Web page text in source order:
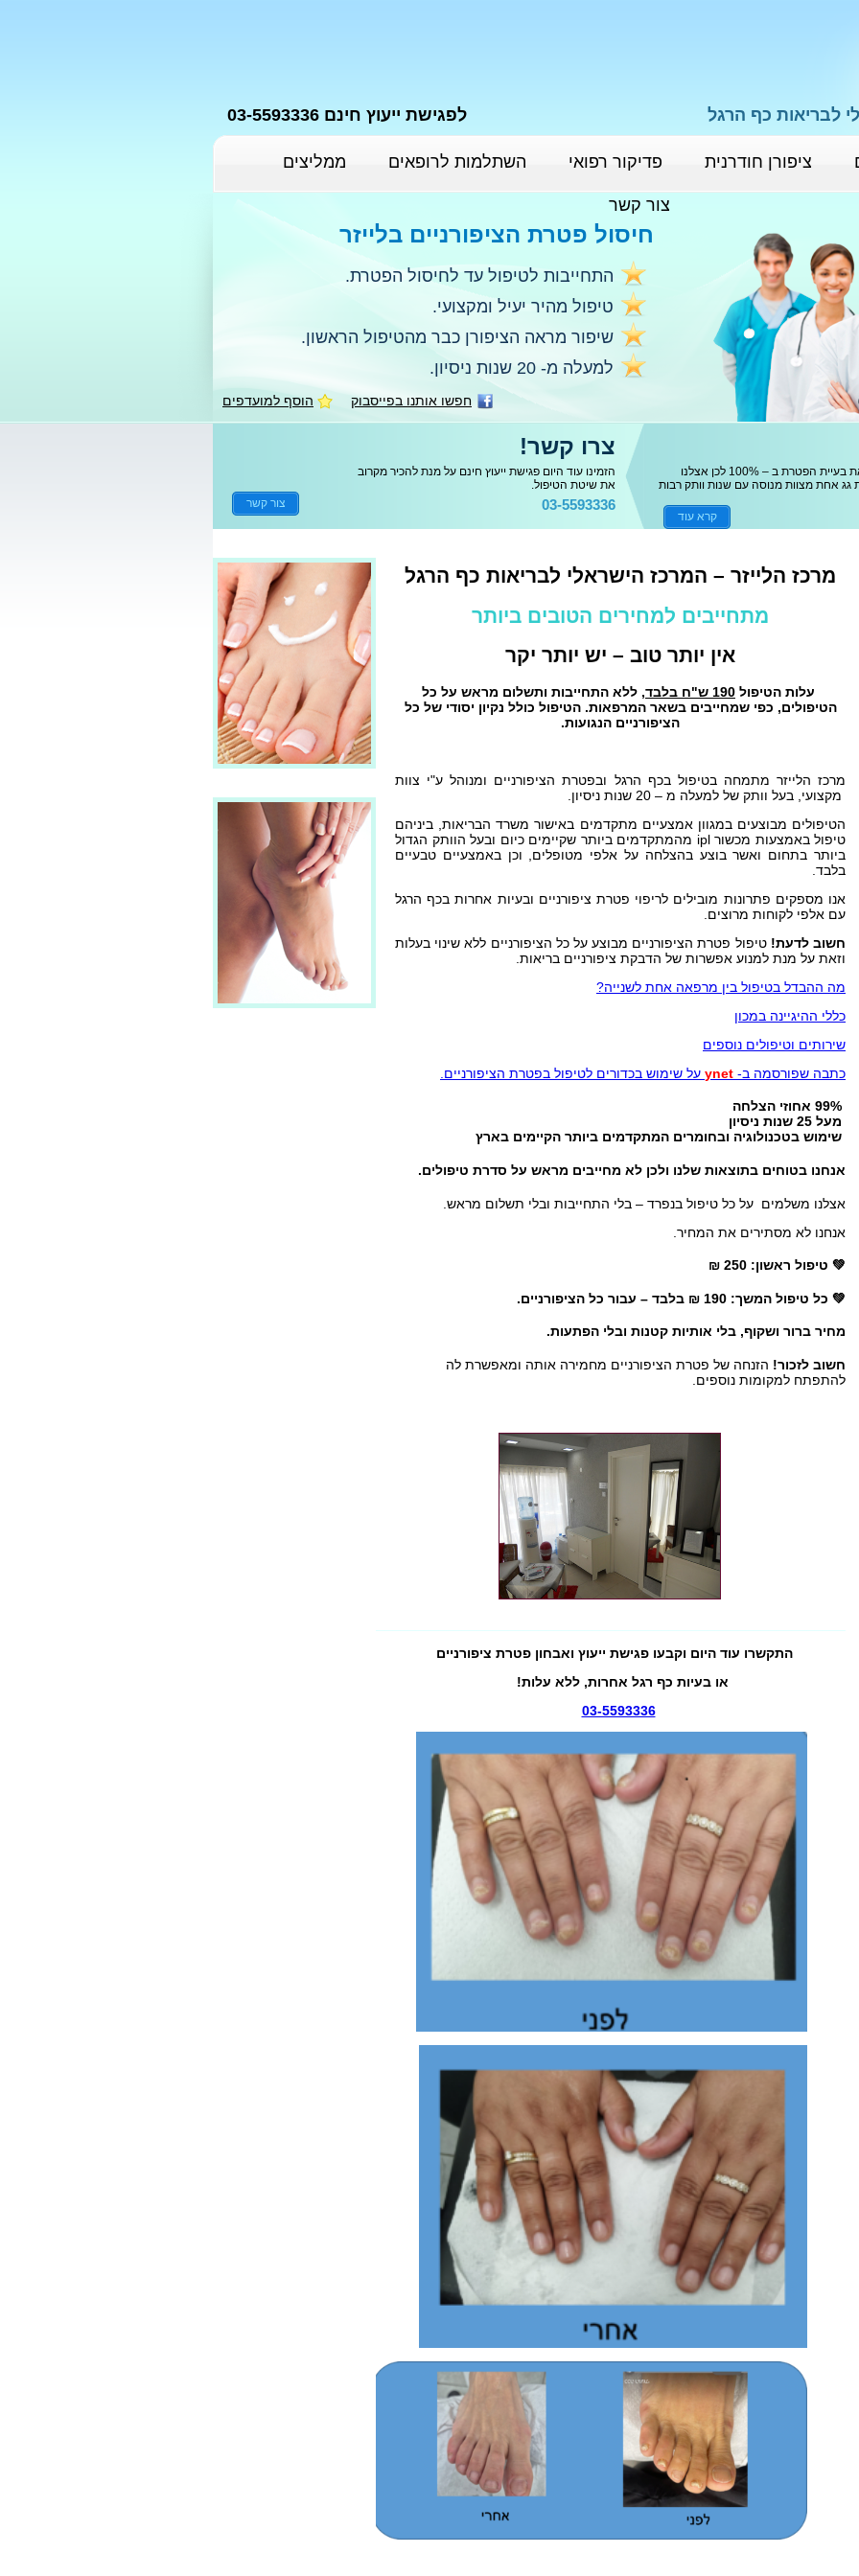
לבריאות כף הרגל לפגישת ייעוץ חינם 03-5593336
ציפורן חודרנית פדיקור רפואי השתלמות לרופאים ממליצים
צור קשר
הוסף למועדפים חפשו אותנו בפייסבוק
חיסול פטרת הציפורניים בלייזר
התחייבות לטיפול עד לחיסול הפטרת.
טיפול מהיר יעיל ומקצועי.
שיפור מראה הציפורן כבר מהטיפול הראשון.
למעלה מ- 20 שנות ניסיון.
הטיפול בשיטה אחת לעיתים אינו פותר את בעיית הפטרת ב – 100% לכן אצלנו
אחת מצוות מנוסה עם שנות וותק רבות
קרא עוד
צרו קשר!
הזמינו עוד היום פגישת ייעוץ חינם על מנת להכיר מקרוב
את שיטת הטיפול.
03-5593336 צור קשר
מרכז הלייזר – המרכז הישראלי לבריאות כף הרגל
מתחייבים למחירים הטובים ביותר
אין יותר טוב – יש יותר יקר
עלות הטיפול 190 ש"ח בלבד,
ללא התחייבות ותשלום מראש על כל
הטיפולים, כפי שמחייבים בשאר המרפאות. הטיפול כולל נקיון יסודי של כל
הציפורניים הנגועות.
מרכז הלייזר מתמחה בטיפול בכף הרגל ובפטרת הציפורניים ומנוהל ע"י צוות
מקצועי, בעל וותק של למעלה מ – 20 שנות ניסיון.
הטיפולים מבוצעים במגוון אמצעיים מתקדמים באישור משרד הבריאות, ביניהם
טיפול באמצעות מכשור ipl מהמתקדמים ביותר שקיימים כיום ובעל הוותק הגדול
ביותר בתחום ואשר בוצע בהצלחה על אלפי מטופלים, וכן באמצעיים טבעיים
בלבד.
אנו מספקים פתרונות מובילים לריפוי פטרת ציפורניים ובעיות אחרות בכף הרגל
עם אלפי לקוחות מרוצים.
חשוב לדעת! טיפול פטרת הציפורניים מבוצע על כל הציפורניים ללא שינוי בעלות
וזאת על מנת למנוע אפשרות של הדבקת ציפורניים בריאות.
מה ההבדל בטיפול בין מרפאה אחת לשנייה?
כללי ההיגיינה במכון
שירותים וטיפולים נוספים
כתבה שפורסמה ב- ynet על שימוש בכדורים לטיפול בפטרת הציפורניים.
מעל 25 שנות ניסיון
שימוש בטכנולוגיה ובחומרים המתקדמים ביותר הקיימים בארץ
אנחנו בטוחים בתוצאות שלנו ולכן לא מחייבים מראש על סדרת טיפולים.
אצלנו משלמים על כל טיפול בנפרד – בלי התחייבות ובלי תשלום מראש.
אנחנו לא מסתירים את המחיר.
💚 טיפול ראשון: 250 ₪
💚 כל טיפול המשך: 190 ₪ בלבד – עבור כל הציפורניים.
מחיר ברור ושקוף, בלי אותיות קטנות ובלי הפתעות.
חשוב לזכור! הזנחה של פטרת הציפורניים מחמירה אותה ומאפשרת לה
להתפתח למקומות נוספים.
התקשרו עוד היום וקבעו פגישת ייעוץ ואבחון פטרת ציפורניים
או בעיות כף רגל אחרות, ללא עלות!
03-5593336